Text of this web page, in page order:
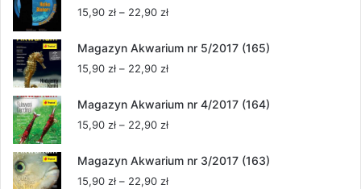
15,90 zł – 22,90 złZakres
od
Magazyn Akwarium nr 5/2017 (165)
15,90 zł – 22,90 złZakres
od
Magazyn Akwarium nr 4/2017 (164)
15,90 zł – 22,90 złZakres
od
Magazyn Akwarium nr 3/2017 (163)
15,90 zł – 22,90 złZakres